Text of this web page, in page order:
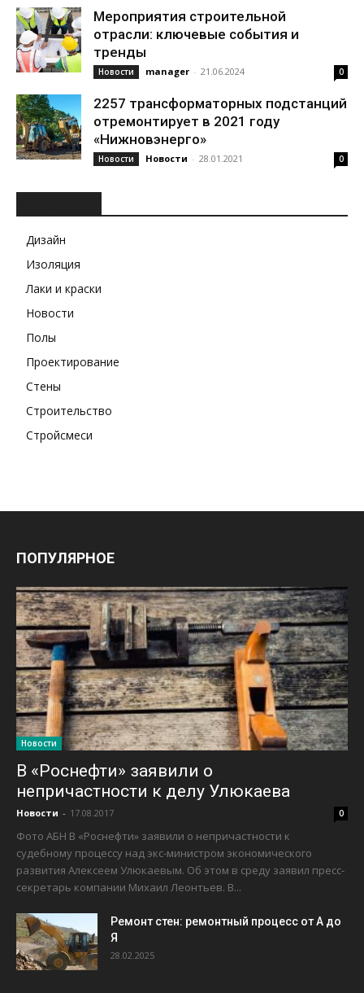
Мероприятия строительной
отрасли: ключевые события и
тренды
Новости manager - 21.06.2024 0
2257 трансформаторных подстанций
отремонтирует в 2021 году
«Нижновэнерго»
Новости Новости - 28.01.2021 0
Дизайн
Изоляция
Лаки и краски
Новости
Полы
Проектирование
Стены
Строительство
Стройсмеси
ПОПУЛЯРНОЕ
Новости
В «Роснефти» заявили о
непричастности к делу Улюкаева
Новости - 17.08.2017 0
Фото АБН В «Роснефти» заявили о непричастности к
судебному процессу над экс-министром экономического
развития Алексеем Улюкаевым. Об этом в среду заявил пресс-
секретарь компании Михаил Леонтьев. В...
Ремонт стен: ремонтный процесс от А до
Я
28.02.2025